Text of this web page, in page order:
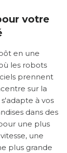
votre
en une
les robots
prennent
sur la
à vos
dans des
une plus
une
plus grande